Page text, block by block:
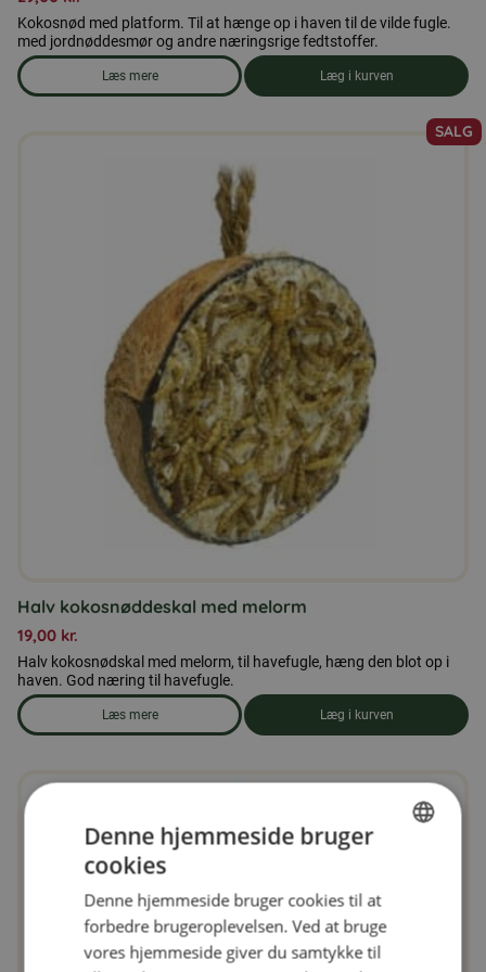
Kokosnød med platform. Til at hænge op i haven til de vilde fugle.
med jordnøddesmør og andre næringsrige fedtstoffer.
Læs mere
om produkten Kokosnød med fedt
Læg i kurven
SALG
Halv kokosnøddeskal med melorm
19,00 kr.
Halv kokosnødskal med melorm, til havefugle, hæng den blot op i
haven. God næring til havefugle.
Læs mere
om produkten Halv kokosnøddeskal med melorm
Læg i kurven
FINNISH
DANISH
Denne hjemmeside bruger
cookies
Denne hjemmeside bruger cookies til at
forbedre brugeroplevelsen. Ved at bruge
vores hjemmeside giver du samtykke til